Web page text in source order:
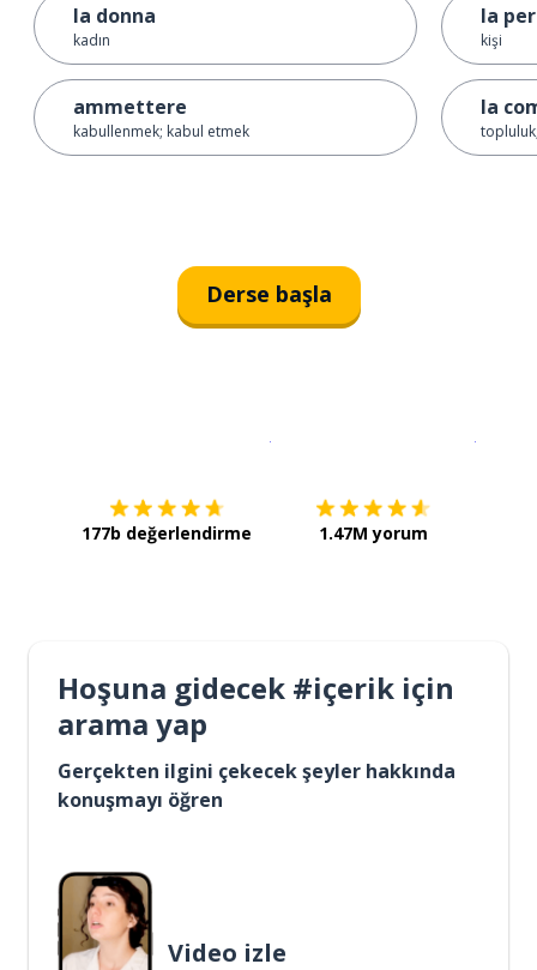
la donna
kadın
ammettere
kabullenmek; kabul etmek
la
kişi
la
Derse başla
177b değerlendirme 1.47M yorum
Hoşuna gidecek #içerik için
arama yap
Gerçekten ilgini çekecek şeyler hakkında
konuşmayı öğren
Video izle